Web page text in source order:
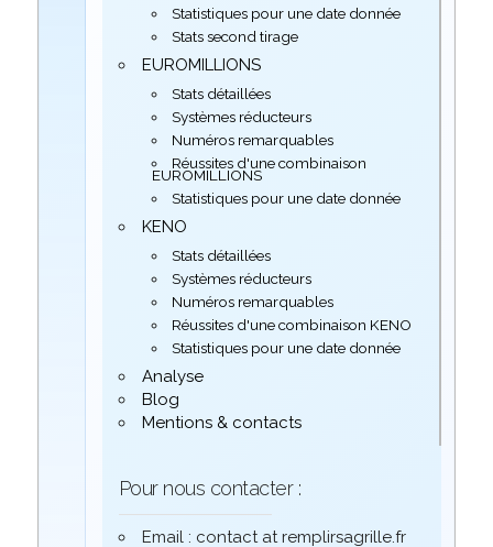
Statistiques pour une date donnée
Stats second tirage
EUROMILLIONS
Stats détaillées
Systèmes réducteurs
Numéros remarquables
Réussites d'une combinaison
EUROMILLIONS
Statistiques pour une date donnée
KENO
Stats détaillées
Systèmes réducteurs
Numéros remarquables
Réussites d'une combinaison KENO
Statistiques pour une date donnée
Analyse
Blog
Mentions & contacts
Pour nous contacter :
Email : contact at remplirsagrille.fr